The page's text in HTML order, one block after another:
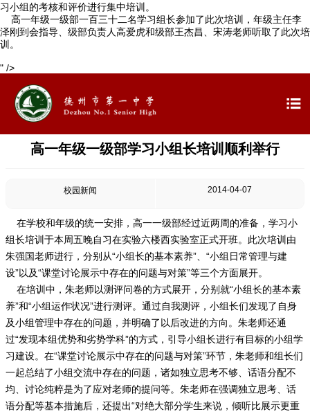
习小组的考核和评价进行集中培训。
高一年级一级部一百三十二名学习组长参加了此次培训，年级主任李
泽刚到会指导、级部负责人高爱虎和级部王杰昌、宋涛老师听取了此次培
训。
" />

高一年级一级部学习小组长培训顺利举行
校园新闻 2014-04-07
在学校和年级的统一安排，高一一级部经过近两周的准备，学习小
组长培训于本周五晚自习在实验六楼西实验室正式开班。此次培训由
朱强国老师进行，分别从“小组长的基本素养”、“小组日常管理与建
设”以及“课堂讨论展示中存在的问题与对策”等三个方面展开。
在培训中，朱老师以测评问卷的方式展开，分别就“小组长的基本素
养”和“小组运作状况”进行测评。通过自我测评，小组长们发现了自身
及小组管理中存在的问题，并明确了以后改进的方向。朱老师还通
过“发现本组优势和劣势学科”的方式，引导小组长进行有目标的小组学
习建设。在“课堂讨论展示中存在的问题与对策”环节，朱老师和组长们
一起总结了小组交流中存在的问题，诸如独立思考不够、话语分配不
均、讨论纯粹是为了应对老师的提问等。朱老师在强调独立思考、话
语分配等基本措施后，还提出“对绝大部分学生来说，倾听比展示更重
 最新公告
 科学技术实验校